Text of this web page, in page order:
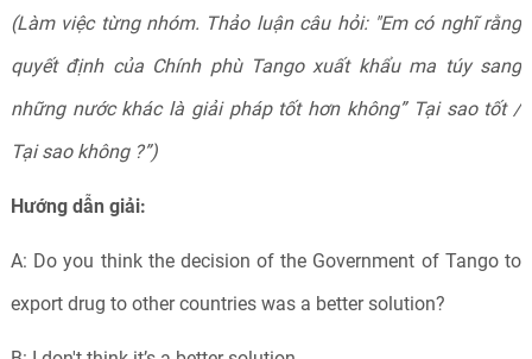
(Làm việc từng nhóm. Thảo luận câu hỏi: "Em có nghĩ rằng
quyết định của Chính phù Tango xuất khẩu ma túy sang
những nước khác là giải pháp tốt hơn không” Tại sao tốt /
Tại sao không ?”)
Hướng dẫn giải:
A: Do you think the decision of the Government of Tango to
export drug to other countries was a better solution?